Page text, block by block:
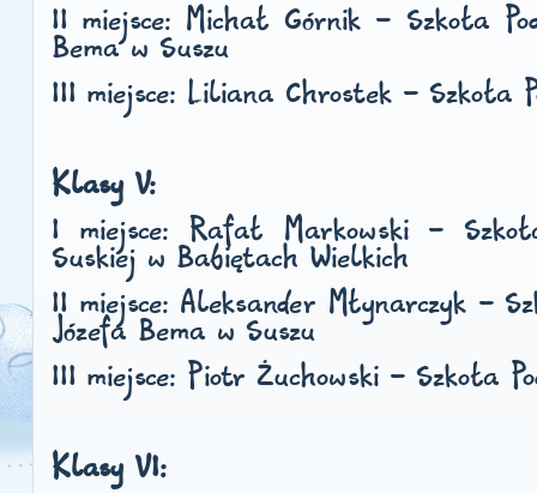
II miejsce: Michał Górnik - Szkoła
Bema w Suszu
III miejsce: Liliana Chrostek - Szkoła
Klasy V:
I miejsce: Rafał Markowski -
Suskiej w Babiętach Wielkich
II miejsce: Aleksander Młynarczyk -
Józefa Bema w Suszu
III miejsce: Piotr Żuchowski - Szkoła
Klasy VI: